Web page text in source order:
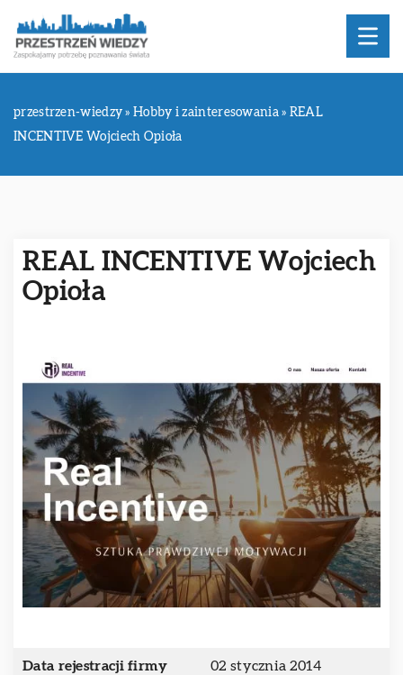
przestrzen-wiedzy »Hobby i zainteresowania» REAL
INCENTIVE Wojciech Opioła
REAL INCENTIVE Wojciech
Opioła
Data rejestracji firmy 02 stycznia 2014